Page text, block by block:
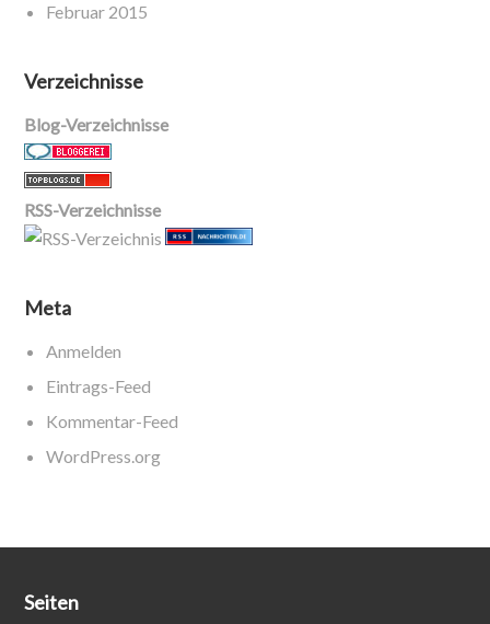
Februar 2015
Verzeichnisse
Blog-Verzeichnisse
RSS-Verzeichnisse
Meta
Anmelden
Eintrags-Feed
Kommentar-Feed
WordPress.org
Seiten